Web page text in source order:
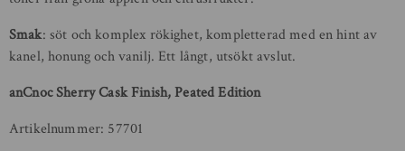
Smak: söt och komplex rökighet, kompletterad med en hint av
kanel, honung och vanilj. Ett långt, utsökt avslut.
anCnoc Sherry Cask Finish, Peated Edition
Artikelnummer: 57701